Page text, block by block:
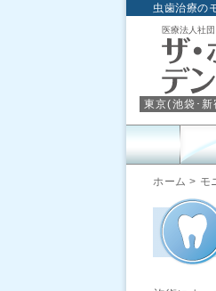
虫歯治療の
東京(池袋 ･ 新
ホーム > モ